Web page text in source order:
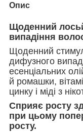
Опис
Щоденний
випадіння
Щоденний
дифузного
есенціальних
й ромашки,
цинку і міді з
Сприяє росту
при цьому
росту.